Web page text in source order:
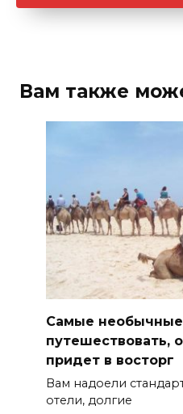
Вам также
Самые
путешествовать,
придет в восторг
Вам надоели
отели, долгие